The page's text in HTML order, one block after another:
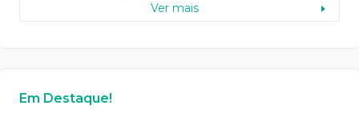
Ver mais
Em Destaque!